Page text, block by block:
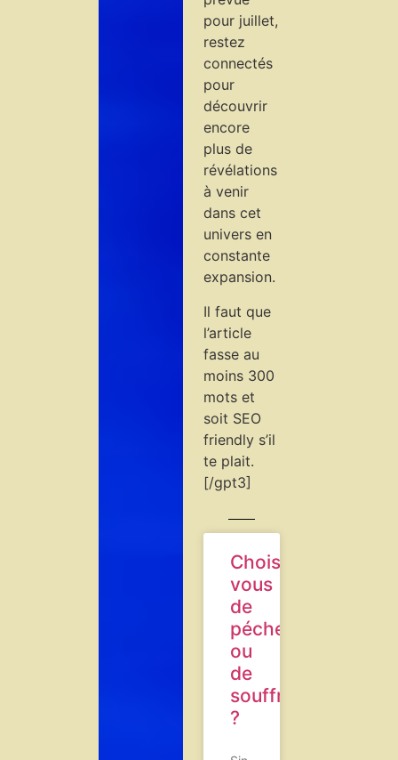
pour juillet,
restez
connectés
pour
découvrir
encore
plus de
révélations
à venir
dans cet
univers en
constante
expansion.
Il faut que
l’article
fasse au
moins 300
mots et
soit SEO
friendly s’il
te plait.
[/gpt3]
Choisirez-
vous
de
pécher
ou
de
souffrir
?